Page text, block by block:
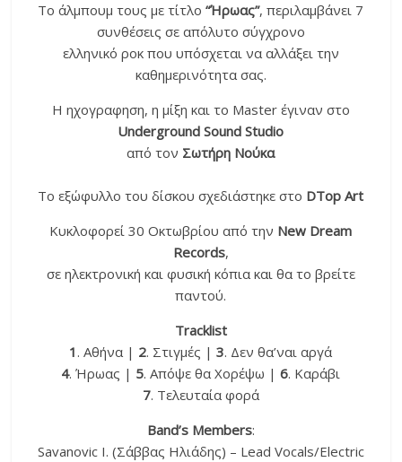
Το άλμπουμ τους με τίτλο“Ήρωας”, περιλαμβάνει 7
συνθέσεις σε απόλυτο σύγχρονο
ελληνικό ροκ που υπόσχεται να αλλάξει την
καθημερινότητα σας.
Η ηχογραφηση, η μίξη και το Master έγιναν στο
Underground Sound Studio
από τον Σωτήρη Νούκα
Το εξώφυλλο του δίσκου σχεδιάστηκε στο DTop Art
Κυκλοφορεί 30 Οκτωβρίου από την New Dream
Records,
σε ηλεκτρονική και φυσική κόπια και θα το βρείτε
παντού.
Tracklist
1. Αθήνα | 2. Στιγμές |3. Δεν θα’ναι αργά
4. Ήρωας | 5. Απόψε θα Χορέψω |6. Καράβι
7. Τελευταία φορά
Band’s Members:
Savanovic I. (Σάββας Ηλιάδης) – Lead Vocals/Electric